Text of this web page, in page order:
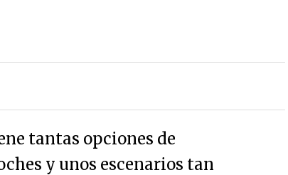
tantas opciones de
y unos escenarios tan